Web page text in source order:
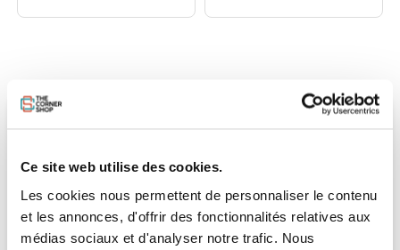
Ce site web utilise des cookies.
Les cookies nous permettent de personnaliser le contenu
et les annonces, d'offrir des fonctionnalités relatives aux
médias sociaux et d'analyser notre trafic. Nous